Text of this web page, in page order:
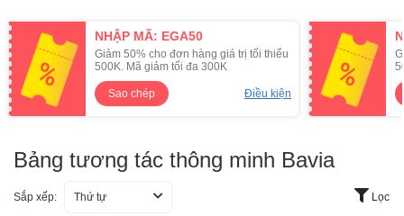
NHẬP MÃ: EGA50
Giảm 50% cho đơn hàng giá trị tối thiểu
500K. Mã giảm tối đa 300K
Sao chép
Điều kiện
Bảng tương tác thông minh Bavia
Sắp xếp: Thứ tự Lọc